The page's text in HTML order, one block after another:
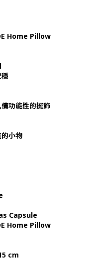
Home Pillow
功能性的擺飾
小物
Capsule
Home Pillow
cm